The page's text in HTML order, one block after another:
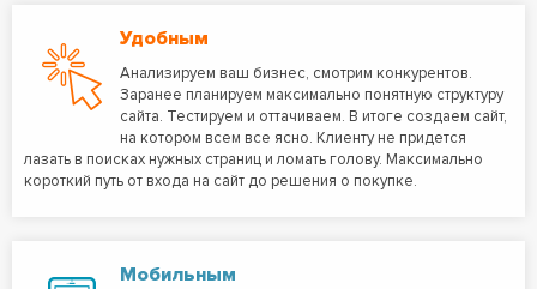
Удобным
Анализируем ваш бизнес, смотрим конкурентов.
Заранее планируем максимально понятную структуру
сайта. Тестируем и оттачиваем. В итоге создаем сайт,
на котором всем все ясно. Клиенту не придется
лазать в поисках нужных страниц и ломать голову. Максимально
короткий путь от входа на сайт до решения о покупке.
Мобильным